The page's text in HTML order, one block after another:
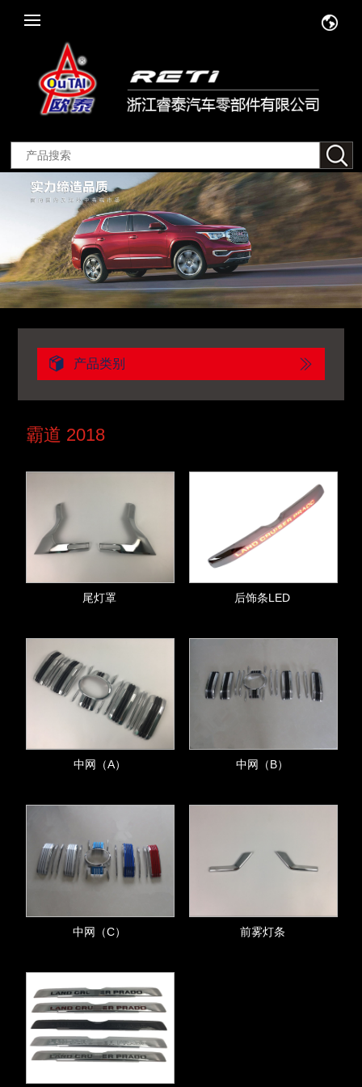
产品类别
霸道 2018
尾灯罩 后饰条LED
中网（A） 中网（B）
中网（C） 前雾灯条